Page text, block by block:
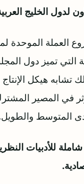
لدول الخليج
العملة الموحدة
تميز دول
تشابه هيكل
في المصير
المتوسط
للأدبيات